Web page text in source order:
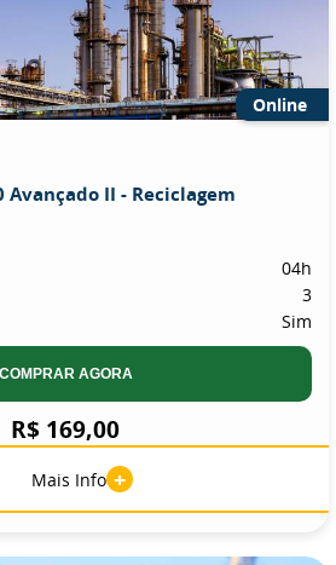
Online
Avançado II - Reciclagem
04h
3
Sim
COMPRAR AGORA
R$ 169,00
Mais Info +